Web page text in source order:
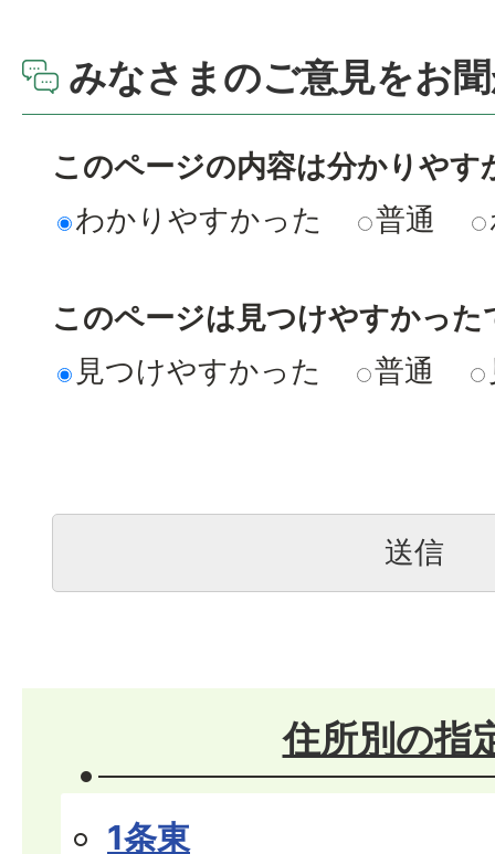
みなさまのご意見をお
このページの内容は分かりやす
わかりやすかった
普通
このページは見つけやすかった
見つけやすかった
普通
住所別の指
1条東